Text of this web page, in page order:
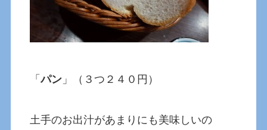
「パン 」（３つ２４０円）
土手のお出汁があまりにも美味しいの